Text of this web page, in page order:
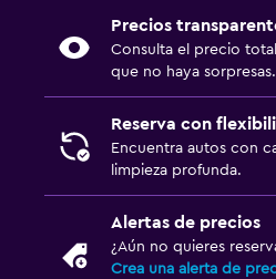
Precios
Consulta el precio
que no haya sorpresas.
Reserva con
Encuentra autos con
limpieza profunda.
Alertas de precios
¿Aún no quieres
Crea una alerta de